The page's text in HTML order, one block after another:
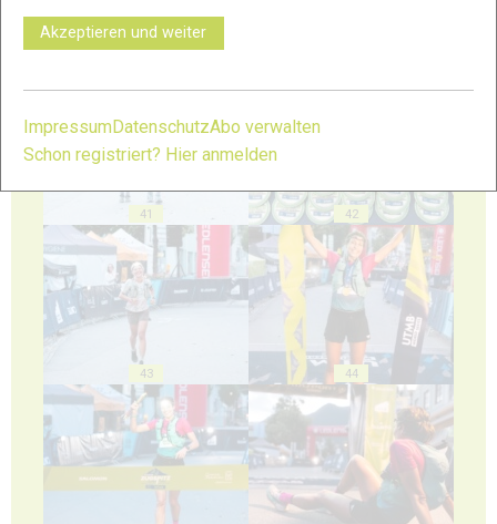
39
41 42
43 44
Akzeptieren und weiter
Impressum DatenschutzAbo verwalten
Schon registriert? Hier anmelden